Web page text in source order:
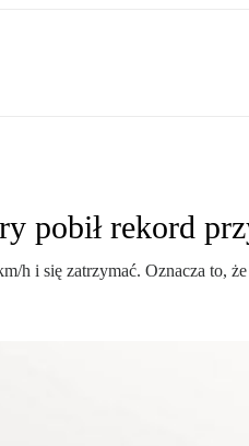
pobił rekord
h i się zatrzymać. Oznacza to,